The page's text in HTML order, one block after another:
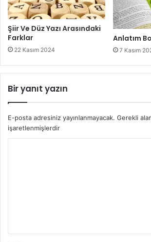
Şiir Ve Düz Yazı Arasındaki
Farklar
22 Kasım 2024
Anlatım
7 Kasım
Bir yanıt yazın
E-posta adresiniz yayınlanmayacak. Gerekli
işaretlenmişlerdir